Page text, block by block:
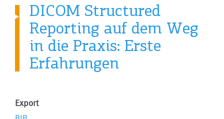
DICOM Structured
Reporting auf dem Weg
in die Praxis: Erste
Erfahrungen
Export